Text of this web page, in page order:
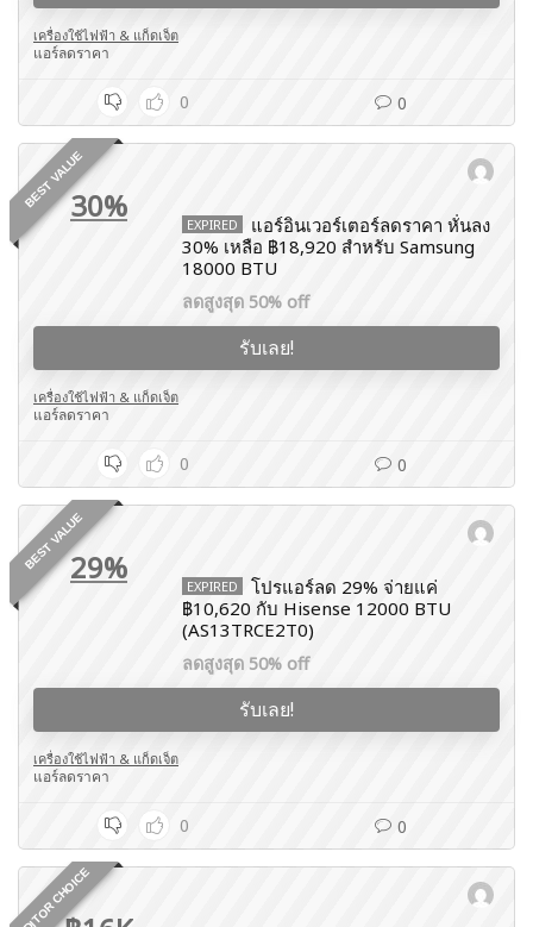
เครื่องใช้ไฟฟ้า & แก็ดเจ็ต
แอร์ลดราคา
0 0
BEST VALUE30% EXPIRED
แอร์อินเวอร์เตอร์ลดราคา หั่นลง
30% เหลือ ฿18,920 สำหรับ Samsung
18000 BTU
ลดสูงสุด 50% off
รับเลย!
เครื่องใช้ไฟฟ้า & แก็ดเจ็ต
แอร์ลดราคา
0 0
BEST VALUE29% EXPIRED
โปรแอร์ลด 29% จ่ายแค่
฿10,620 กับ Hisense 12000 BTU
(AS13TRCE2T0)
ลดสูงสุด 50% off
รับเลย!
เครื่องใช้ไฟฟ้า & แก็ดเจ็ต
แอร์ลดราคา
0 0
EDITOR CHOICE